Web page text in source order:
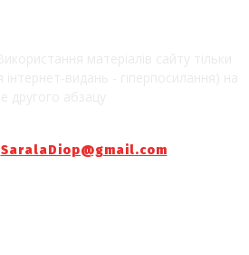
SaralaDiop@gmail.com